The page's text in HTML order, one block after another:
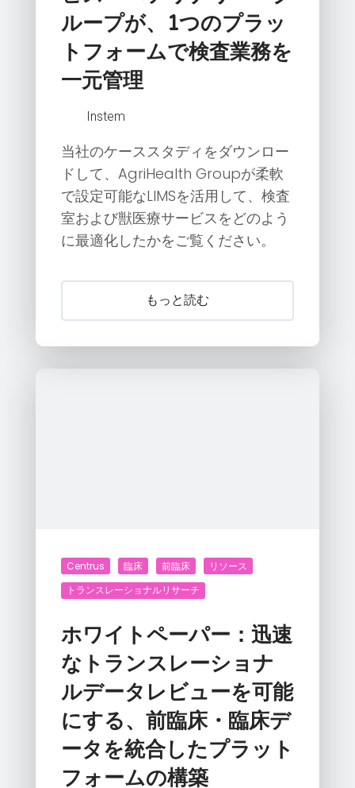
ループが、1つのプラッ
トフォームで検査業務を
一元管理
Instem
当社のケーススタディをダウンロー
ドして、AgriHealth Groupが柔軟
で設定可能なLIMSを活用して、検査
室および獣医療サービスをどのよう
に最適化したかをご覧ください。
もっと読む
Centrus 臨床 前臨床
リソース
トランスレーショナルリサーチ
ホワイトペーパー：迅速
なトランスレーショナ
ルデータレビューを可能
にする、前臨床・臨床デ
ータを統合したプラット
フォームの構築